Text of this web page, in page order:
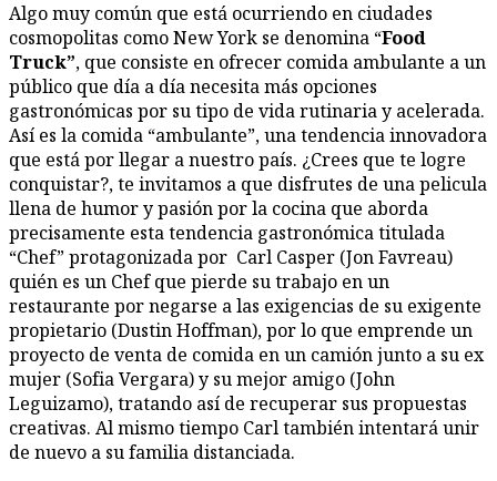
Algo muy común que está ocurriendo en ciudades
cosmopolitas como New York se denomina “Food
Truck”, que consiste en ofrecer comida ambulante a un
público que día a día necesita más opciones
gastronómicas por su tipo de vida rutinaria y acelerada.
Así es la comida “ambulante”, una tendencia innovadora
que está por llegar a nuestro país. ¿Crees que te logre
conquistar?, te invitamos a que disfrutes de una pelicula
llena de humor y pasión por la cocina que aborda
precisamente esta tendencia gastronómica titulada
“Chef” protagonizada por Carl Casper (Jon Favreau)
quién es un Chef que pierde su trabajo en un
restaurante por negarse a las exigencias de su exigente
propietario (Dustin Hoffman), por lo que emprende un
proyecto de venta de comida en un camión junto a su ex
mujer (Sofia Vergara) y su mejor amigo (John
Leguizamo), tratando así de recuperar sus propuestas
creativas. Al mismo tiempo Carl también intentará unir
de nuevo a su familia distanciada.